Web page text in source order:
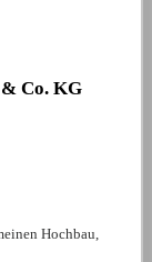
Co. KG
Hochbau,